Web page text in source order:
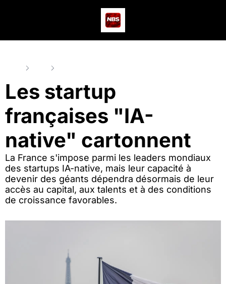
Les startup
françaises "IA-
native" cartonnent
La France s'impose parmi les leaders mondiaux
des startups IA-native, mais leur capacité à
devenir des géants dépendra désormais de leur
accès au capital, aux talents et à des conditions
de croissance favorables.